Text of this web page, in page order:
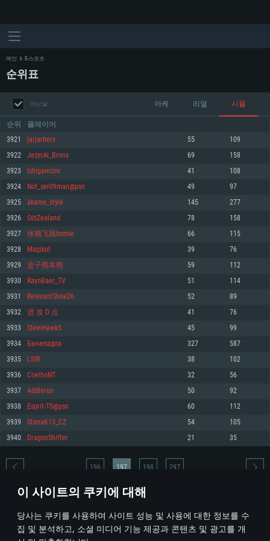
이 사이트의 쿠키에 대해
당사는 쿠키를 사용하여 사이트 성능 및 사용에 대한 정보를 수
집 및 분석하고, 소셜 미디어 기능 제공과 콘텐츠 및 광고를 개
최소사양
운영체제: Windows 10 (64 bit)
프로세서: 2.2 GHz 듀얼코어 이상
메모리: 4GB
그래픽 카드: DirectX 11 이상을 지원하는 AMD Radeon 77XX / NVIDIA
GeForce GT 660. 최소 사양 해상도: 720p
네트워크: 브로드밴드 인터넷
여유 저장 공간: 22.1 GB (최소 클라이언트)
권장 사양
570 혹은 그 이상
여유 저장 공간: 62.2 GB (전체 클라이언트)
최소사양
운영체제: Mac OS Big Sur 11.0
프로세서: 최소 2.2 GHz의 Core i5 (Intel Xeon 은 지원하지 않습니다)
메모리: 6 GB
그래픽 카드: Metal 을 지원하는 Intel Iris Pro 5200 (Mac), 혹은 이와 비슷한 성
능을 가지는 Mac 버전의 AMD/Nvidia. 최소 해상도: 720p
네트워크: 브로드밴드 인터넷
여유 저장 공간: 22.1 GB (최소 클라이언트)
권장 사양
네트워크: 브로드밴드 인터넷
여유 저장 공간: 62.2 GB (전체 클라이언트)
최소사양
운영체제: 64bit Linux 중 최신 버전
프로세서: 2.4 GHz 듀얼코어
메모리: 4 GB
그래픽 카드: Vulkan 을 지원하고, 최신 그래픽 드라이버를 지원하는 NVIDIA
660 (6개월 미만) 혹은 그와 동급의 성능을 가지며 최신 그래픽 드라이버를 지
원하는 AMD (6개월 미만; 최소사양 지원 해상도 720p)
네트워크: 브로드밴드 인터넷
여유 저장 공간: 22.1 GB (최소 클라이언트)
권장 사양
운영체제: Ubuntu 20.04 64bit
프로세서: Intel Core i7
메모리: 16 GB
그래픽 카드: Vulkan 을 지원하고, 최신 그래픽 드라이버를 지원하는 NVIDIA
1060 (6개월 미만) 혹은 그와 동급의 성능을 가지며 최신 그래픽 드라이버를
지원하는 AMD RX 570 (6개월 미만; 최소사양 지원 해상도 720p) 이상
여유 저장 공간: 62.2 GB (전체 클라이언트)
메인 E-스포츠
순위표
지난 달 아케 리얼 시뮬
순위 플레이어
3921 jarjarberx 55 109
3922 Jezycki_Bronx 69 158
3923 Ishigamiznr 41 108
3924 Not_ser09man@psn 49 97
3925 akame_style 145 277
3926 OldZealand 78 158
3927 张顺飞我homie 66 115
3928 Magikot 39 76
3929 盒子熊本熊 59 112
3930 RaynBaer_TV 51 114
3931 RelevantShoe26 52 89
3932 进 攻 D 点 41 76
3933 SteelHawk5 45 99
3934 Бычепадла 327 587
3935 LSIR 38 102
3936 CoelhoNT 32 56
3937 Addlerus 50 92
3938 Esprit-TS@psn 60 112
3939 StanaK13_CZ 54 105
3940 DragonShifter 21 35
* 순위표는 매일 1회 갱신됩니다
196 197 198 297